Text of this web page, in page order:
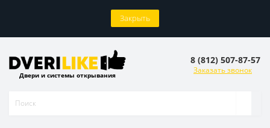
Закрыть
Двери и системы открывания
8 (812) 507-87-57
Заказать звонок